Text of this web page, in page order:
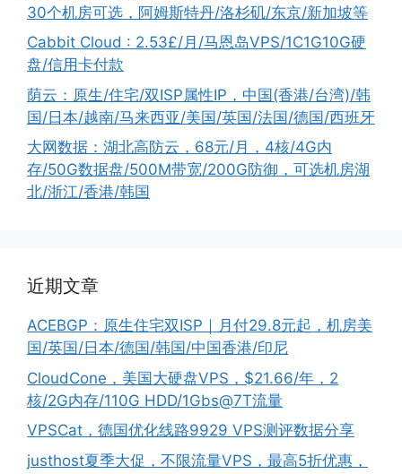
30个机房可选，阿姆斯特丹/洛杉矶/东京/新加坡等
Cabbit Cloud : 2.53£/月/马恩岛VPS/1C1G10G硬
盘/信用卡付款
荫云：原生/住宅/双ISP属性IP，中国(香港/台湾)/韩
国/日本/越南/马来西亚/美国/英国/法国/德国/西班牙
大网数据：湖北高防云，68元/月，4核/4G内
存/50G数据盘/500M带宽/200G防御，可选机房湖
北/浙江/香港/韩国
近期文章
ACEBGP：原生住宅双ISP｜月付29.8元起，机房美
国/英国/日本/德国/韩国/中国香港/印尼
CloudCone，美国大硬盘VPS，$21.66/年，2
核/2G内存/110G HDD/1Gbs@7T流量
VPSCat，德国优化线路9929 VPS测评数据分享
justhost夏季大促，不限流量VPS，最高5折优惠，